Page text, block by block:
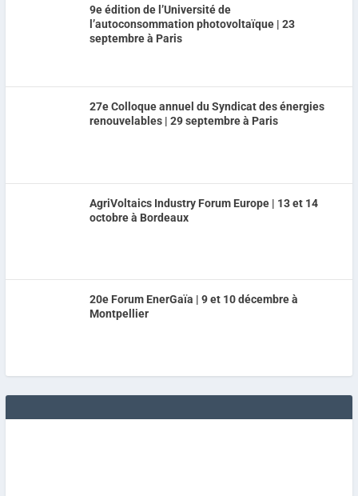
9e édition de l’Université de
l’autoconsommation photovoltaïque | 23
septembre à Paris
27e Colloque annuel du Syndicat des énergies
renouvelables | 29 septembre à Paris
AgriVoltaics Industry Forum Europe | 13 et 14
octobre à Bordeaux
20e Forum EnerGaïa | 9 et 10 décembre à
Montpellier